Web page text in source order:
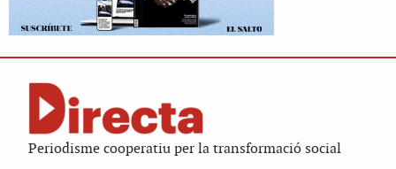
Periodisme cooperatiu per la transformació social